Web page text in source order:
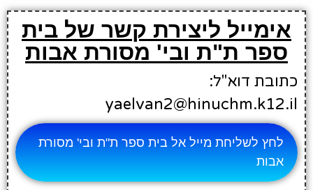
אימייל ליצירת קשר של בית
ספר ת"ת ובי' מסורת אבות
כתובת דוא"ל:
yaelvan2@hinuchm.k12.il
לחץ לשליחת מייל אל בית ספר ת"ת ובי' מסורת
אבות